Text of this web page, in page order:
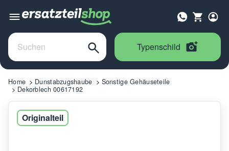
Typenschild
Home Dunstabzugshaube
Sonstige Gehäuseteile
Dekorblech 00617192
Originalteil